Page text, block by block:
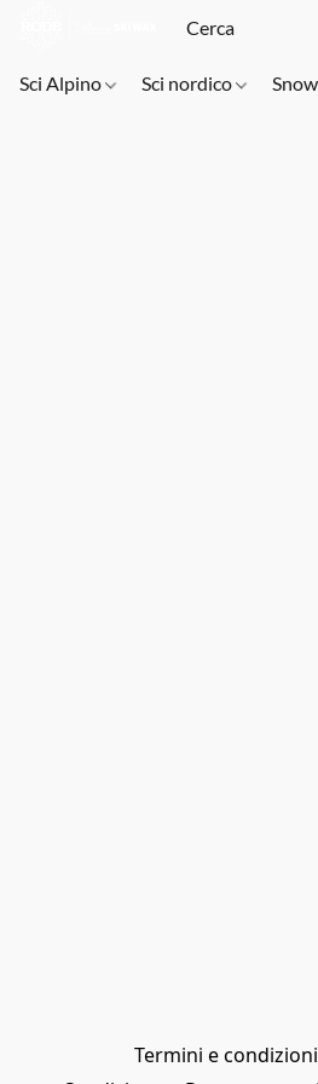
Sci Alpino Sci nordico
Termini e condizioni